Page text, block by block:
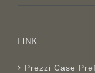
LINK
Prezzi Case